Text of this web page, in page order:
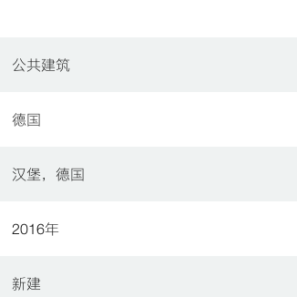
公共建筑
德国
汉堡，德国
2016年
新建